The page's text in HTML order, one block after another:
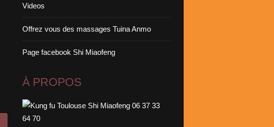
Videos
Offrez vous des massages Tuina Anmo
Page facebook Shi Miaofeng
À PROPOS